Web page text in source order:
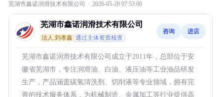
芜湖市鑫诺润滑技术有限公司 · 2026-05-20 07:53:00
芜湖市鑫诺润滑技术有限公司
法人:刘孝鑫 通过主体资质核查
咨询 进店
芜湖市鑫诺润滑技术有限公司成立于2011年，总部位于安
徽省芜湖市，专注润滑油、白油、液压油等工业油品研发
生产，产品涵盖碳氢清洗剂、切削液等专业领域，拥有完
善的技术服务体系，为机械制造、金属加工等行业提供高